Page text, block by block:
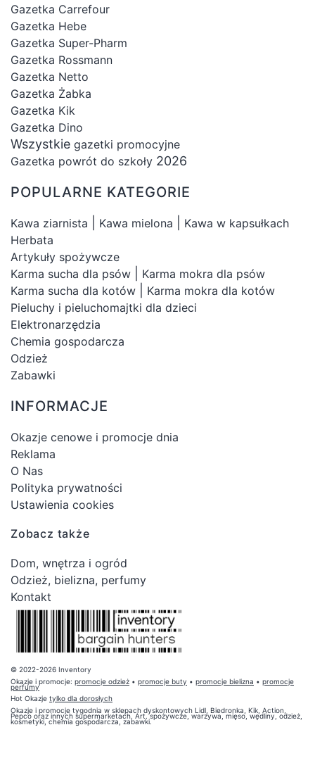
Gazetka Carrefour
Gazetka Hebe
Gazetka Super-Pharm
Gazetka Rossmann
Gazetka Netto
Gazetka Żabka
Gazetka Kik
Gazetka Dino
Wszystkie gazetki promocyjne
Gazetka powrót do szkoły 2026
POPULARNE KATEGORIE
Kawa ziarnista Kawa mielona
Kawa w kapsułkach
Herbata
Artykuły spożywcze
Karma sucha dla psów
Karma mokra dla psów
Karma sucha dla kotów
Karma mokra dla kotów
Pieluchy i pieluchomajtki dla dzieci
Elektronarzędzia
Chemia gospodarcza
Odzież
Zabawki
INFORMACJE
Okazje cenowe i promocje dnia
Reklama
O Nas
Polityka prywatności
Ustawienia cookies
Zobacz także
Dom, wnętrza i ogród
Odzież, bielizna, perfumy
Kontakt
© 2022-2026 Inventory
Okazje i promocje: promocje odzież • promocje buty • promocje bielizna • promocje
perfumy
Hot Okazje tylko dla dorosłych
Okazje i promocje tygodnia w sklepach dyskontowych Lidl, Biedronka, Kik, Action,
Pepco oraz innych supermarketach. Art. spożywcze, warzywa, mięso, wędliny, odzież,
kosmetyki, chemia gospodarcza, zabawki.